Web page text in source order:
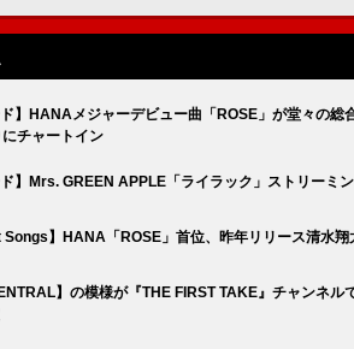
ド】HANAメジャーデビュー曲「ROSE」が堂々の
チャートイン
ド】Mrs. GREEN APPLE「ライラック」ストリーミ
Songs】HANA「ROSE」首位、昨年リリース清水
】の模様が『THE FIRST TAKE』チャンネル